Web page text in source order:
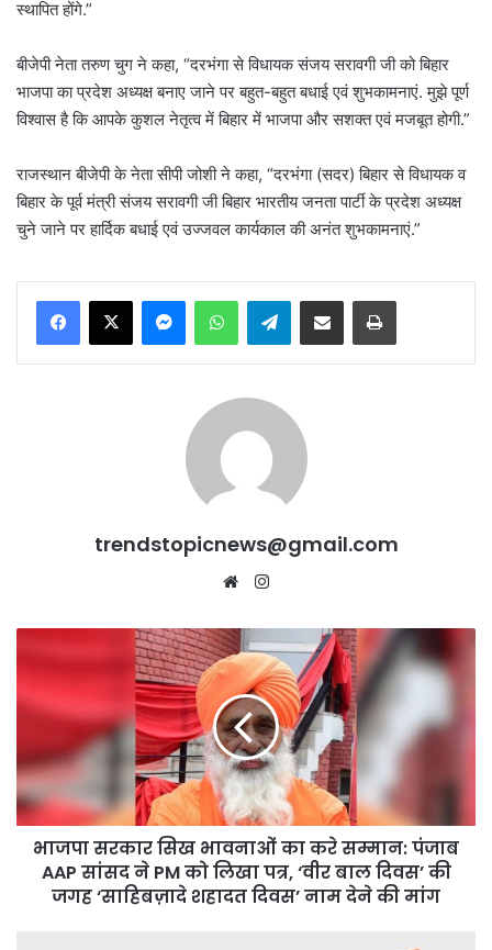
स्थापित होंगे.”
बीजेपी नेता तरुण चुग ने कहा, “दरभंगा से विधायक संजय सरावगी जी को बिहार
भाजपा का प्रदेश अध्यक्ष बनाए जाने पर बहुत-बहुत बधाई एवं शुभकामनाएं. मुझे पूर्ण
विश्वास है कि आपके कुशल नेतृत्व में बिहार में भाजपा और सशक्त एवं मजबूत होगी.”
राजस्थान बीजेपी के नेता सीपी जोशी ने कहा, “दरभंगा (सदर) बिहार से विधायक व
बिहार के पूर्व मंत्री संजय सरावगी जी बिहार भारतीय जनता पार्टी के प्रदेश अध्यक्ष
चुने जाने पर हार्दिक बधाई एवं उज्जवल कार्यकाल की अनंत शुभकामनाएं.”
MessengerWhatsAppTelegramShare via Email Print
trendstopicnews@gmail.com
Website
भावनाओं
करे
सम्मान:
पंजाब
AAP
सांसदभाजपा सरकार सिख भावनाओं का करे सम्मान: पंजाब
AAP सांसद ने PM को लिखा पत्र, ‘वीर बाल दिवस’ की
जगह ‘साहिबज़ादे शहादत दिवस’ नाम देने की मांग